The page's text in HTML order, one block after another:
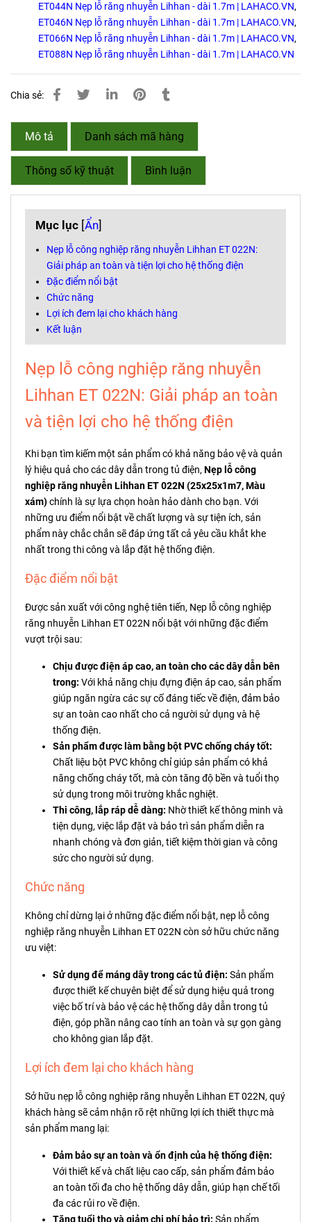
ET044N Nẹp lỗ răng nhuyễn Lihhan - dài 1.7m | LAHACO.VN,
ET046N Nẹp lỗ răng nhuyễn Lihhan - dài 1.7m | LAHACO.VN,
ET066N Nẹp lỗ răng nhuyễn Lihhan - dài 1.7m | LAHACO.VN,
ET088N Nẹp lỗ răng nhuyễn Lihhan - dài 1.7m | LAHACO.VN
Chia sẻ:
Mô tả Danh sách mã hàng
Thông số kỹ thuật Bình luận
Mục lục [Ẩn]
Nẹp lỗ công nghiệp răng nhuyễn Lihhan ET 022N:
Giải pháp an toàn và tiện lợi cho hệ thống điện
Đặc điểm nổi bật
Chức năng
Lợi ích đem lại cho khách hàng
Kết luận
Nẹp lỗ công nghiệp răng nhuyễn
Lihhan ET 022N: Giải pháp an toàn
và tiện lợi cho hệ thống điện
Khi bạn tìm kiếm một sản phẩm có khả năng bảo vệ và quản
lý hiệu quả cho các dây dẫn trong tủ điện,Nẹp lỗ công
nghiệp răng nhuyễn Lihhan ET 022N (25x25x1m7, Màu
xám)chính là sự lựa chọn hoàn hảo dành cho bạn. Với
những ưu điểm nổi bật về chất lượng và sự tiện ích, sản
phẩm này chắc chắn sẽ đáp ứng tất cả yêu cầu khắt khe
nhất trong thi công và lắp đặt hệ thống điện.
Đặc điểm nổi bật
Được sản xuất với công nghệ tiên tiến, Nẹp lỗ công nghiệp
răng nhuyễn Lihhan ET 022N nổi bật với những đặc điểm
vượt trội sau:
Chịu được điện áp cao, an toàn cho các dây dẫn bên
trong: Với khả năng chịu đựng điện áp cao, sản phẩm
giúp ngăn ngừa các sự cố đáng tiếc về điện, đảm bảo
sự an toàn cao nhất cho cả người sử dụng và hệ
thống điện.
Sản phẩm được làm bằng bột PVC chống cháy tốt:
Chất liệu bột PVC không chỉ giúp sản phẩm có khả
năng chống cháy tốt, mà còn tăng độ bền và tuổi thọ
sử dụng trong môi trường khắc nghiệt.
Thi công, lắp ráp dễ dàng: Nhờ thiết kế thông minh và
tiện dụng, việc lắp đặt và bảo trì sản phẩm diễn ra
nhanh chóng và đơn giản, tiết kiệm thời gian và công
sức cho người sử dụng.
Chức năng
Không chỉ dừng lại ở những đặc điểm nổi bật, nẹp lỗ công
nghiệp răng nhuyễn Lihhan ET 022N còn sở hữu chức năng
ưu việt:
Sử dụng để máng dây trong các tủ điện: Sản phẩm
được thiết kế chuyên biệt để sử dụng hiệu quả trong
việc bố trí và bảo vệ các hệ thống dây dẫn trong tủ
điện, góp phần nâng cao tính an toàn và sự gọn gàng
cho không gian lắp đặt.
Lợi ích đem lại cho khách hàng
Sở hữu nẹp lỗ công nghiệp răng nhuyễn Lihhan ET 022N, quý
khách hàng sẽ cảm nhận rõ rệt những lợi ích thiết thực mà
sản phẩm mang lại:
Đảm bảo sự an toàn và ổn định của hệ thống điện:
Với thiết kế và chất liệu cao cấp, sản phẩm đảm bảo
an toàn tối đa cho hệ thống dây dẫn, giúp hạn chế tối
đa các rủi ro về điện.
Tăng tuổi thọ và giảm chi phí bảo trì: Sản phẩm